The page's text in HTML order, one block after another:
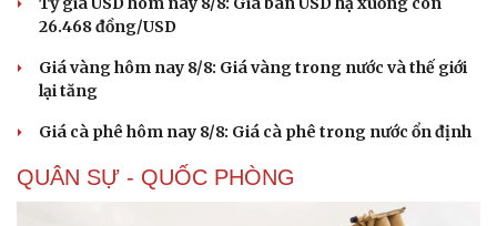
26.468 đồng/USD
Giá vàng hôm nay 8/8: Giá vàng trong nước và thế giới
lại tăng
Giá cà phê hôm nay 8/8: Giá cà phê trong nước ổn định
QUÂN SỰ - QUỐC PHÒNG